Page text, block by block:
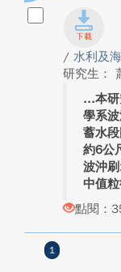
/ 水利及
研究生：
本
學系
蓄水
約6公
波沖
中值
點閱：
1